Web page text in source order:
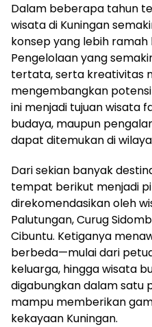
Dalam beberapa tahun
wisata di Kuningan
konsep yang lebih
Pengelolaan yang
tertata, serta kreativitas
mengembangkan
ini menjadi tujuan wisata
budaya, maupun
dapat ditemukan di
Dari sekian banyak
tempat berikut menjadi
direkomendasikan oleh
Palutungan, Curug
Cibuntu. Ketiganya
berbeda—mulai dari
keluarga, hingga wisata
digabungkan dalam satu
mampu memberikan
kekayaan Kuningan.